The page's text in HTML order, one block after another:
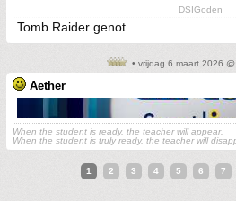
DSIGoden
Tomb Raider genot.
• vrijdag 6 maart 2026
Aether
When the student is ready, the teacher will appear.
When the student is truly ready, the teacher will
1 2 3 4 5 6 7